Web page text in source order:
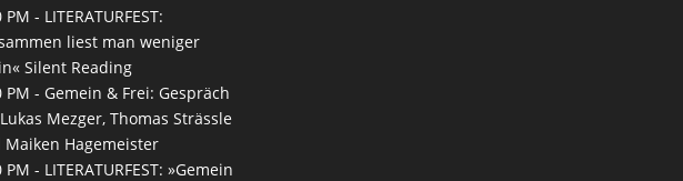
PM - LITERATURFEST:
liest man weniger
Silent Reading
PM -Gemein & Frei: Gespräch
Mezger, Thomas Strässle
Maiken Hagemeister
PM - LITERATURFEST: »Gemein